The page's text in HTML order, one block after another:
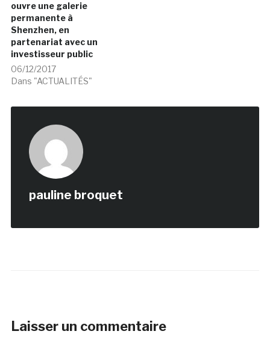
ouvre une galerie
permanente à
Shenzhen, en
partenariat avec un
investisseur public
06/12/2017
Dans "ACTUALITÉS"
pauline broquet
Laisser un commentaire